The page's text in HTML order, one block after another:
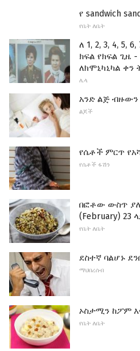
የ sandwich
የቤት ለቤት
ለ 1, 2, 3, 4, 5,
ክፍል የክፍል ጊዜ -
ለክሞኒካኒካል ቀን
ሌላ
አንድ ልጅ ብዙውን
ልጆች
የሴቶች ምርጥ
የሴቶች ፋሽን
በፎቶው ውስጥ
(February)
የቤት ለቤት
ደስተኛ ባልሆኑ
ማህበረሰብ
ኦስታሚን ከፖም
የቤት ለቤት